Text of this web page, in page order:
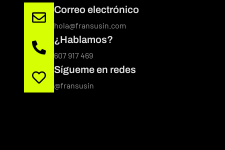
Correo electrónico
hola@fransusin.com
¿Hablamos?
607 917 469
Sígueme en redes
@fransusin